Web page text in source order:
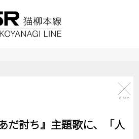
だ討ち』主題歌に、「人